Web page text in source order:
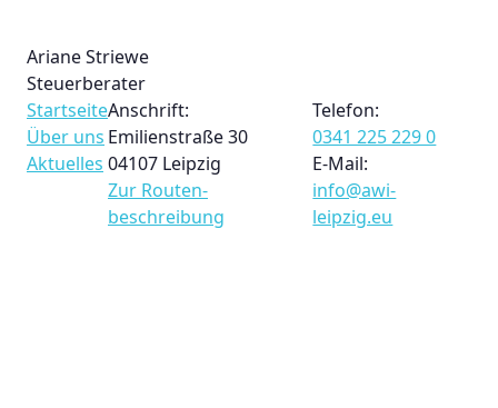
Ariane Striewe
Steuerberater
Startseite
Über uns
Aktuelles
Anschrift:
Emilienstraße 30
04107 Leipzig
Zur Routen­
beschreibung
Telefon:
0341 225 229 0
E-Mail:
info@awi-
leipzig.eu